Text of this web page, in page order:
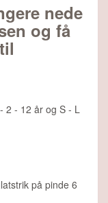
nede
og få
2 - 12 år og S - L
på pinde 6